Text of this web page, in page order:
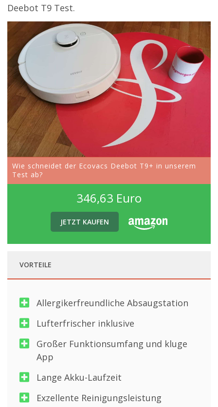
Deebot T9 Test.
Wie schneidet der Ecovacs Deebot T9+ in unserem
Test ab?
346,63 Euro
JETZT KAUFEN
VORTEILE
Allergikerfreundliche Absaugstation
Lufterfrischer inklusive
Großer Funktionsumfang und kluge
App
Lange Akku-Laufzeit
Exzellente Reinigungsleistung